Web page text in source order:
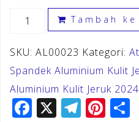
Kuantitas
Spandek
Aluminium
Kulit
Jeruk
Tambah
SKU: AL00023 Kategori:
Spandek Aluminium Kulit
Aluminium Kulit Jeruk 2024
F X T Pi